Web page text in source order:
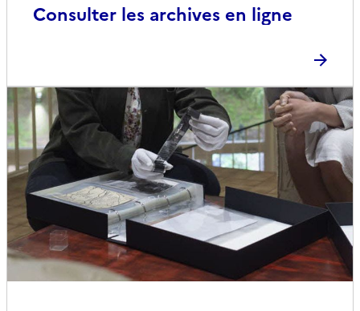
Consulter les archives en ligne